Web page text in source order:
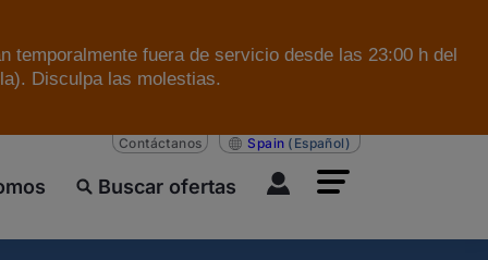
temporalmente fuera de servicio desde las 23:00 h del
Disculpa las molestias.
Buscar ofertas
Contáctanos Spain (Español)